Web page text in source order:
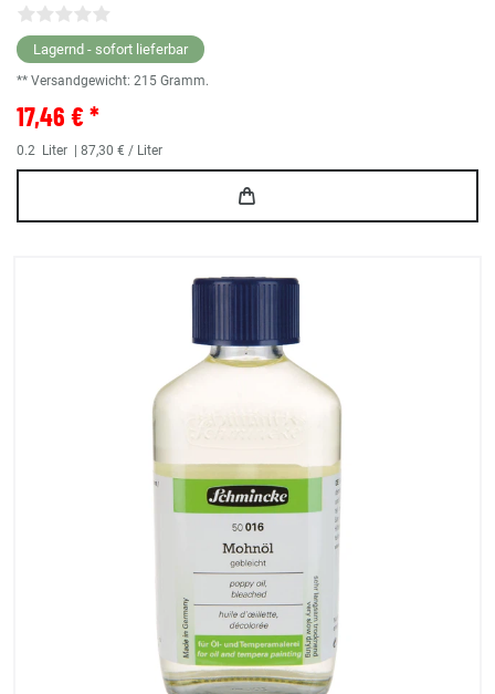
Lagernd - sofort lieferbar
** Versandgewicht: 215 Gramm.
17,46 € *
0.2 Liter | 87,30 € / Liter